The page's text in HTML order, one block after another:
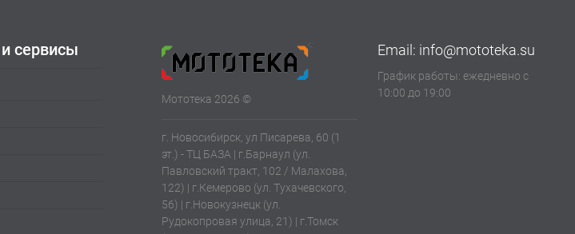
сервисы
Мототека 2026 ©
г. Новосибирск, ул Писарева, 60 (1
эт.) - ТЦ БАЗА | г.Барнаул (ул.
Павловский тракт, 102 / Малахова,
122) | г.Кемерово (ул. Тухачевского,
56) | г.Новокузнецк (ул.
Рудокопровая улица, 21) | г.Томск
Email: info@mototeka.su
График работы: ежедневно с
10:00 до 19:00